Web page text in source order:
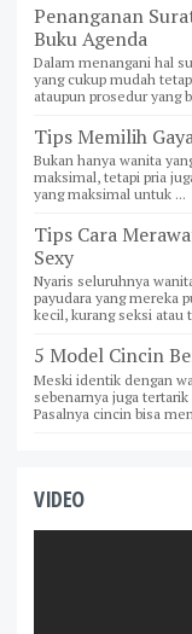
Penanganan
Buku Agenda
Dalam menangani hal
yang cukup mudah
ataupun prosedur yang
Tips Memilih
Bukan hanya wanita
maksimal, tetapi pria
yang maksimal untuk ...
Tips Cara
Sexy
Nyaris seluruhnya
payudara yang mereka
kecil, kurang seksi atau
5 Model Cincin
Meski identik dengan
sebenarnya juga
Pasalnya cincin bisa
VIDEO